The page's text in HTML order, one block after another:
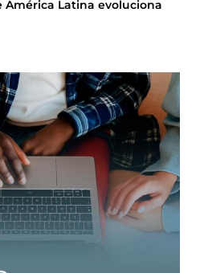
América Latina evoluciona